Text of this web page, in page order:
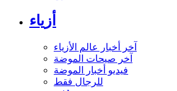
أزياء
آخر أخبار عالم الأزياء
آخر صيحات الموضة
فيديو أخبار الموضة
للرجال فقط